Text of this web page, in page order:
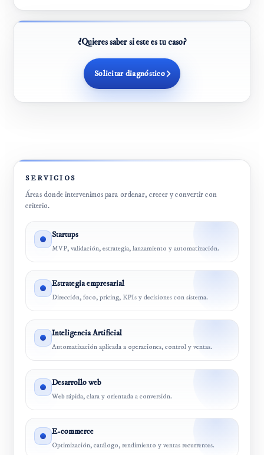
¿Quieres saber si este es tu caso?
Solicitar diagnóstico
SERVICIOS
Áreas donde intervenimos para ordenar, crecer y convertir con
criterio.
Startups
MVP, validación, estrategia, lanzamiento y automatización.
Estrategia empresarial
Dirección, foco, pricing, KPIs y decisiones con sistema.
Inteligencia Artificial
Automatización aplicada a operaciones, control y ventas.
Desarrollo web
Web rápida, clara y orientada a conversión.
E-commerce
Optimización, catálogo, rendimiento y ventas recurrentes.